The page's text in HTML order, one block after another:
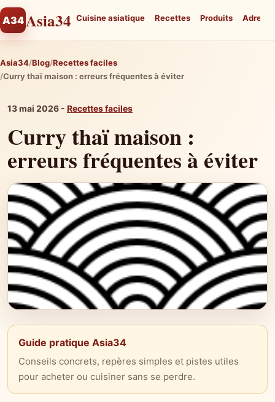
A34Asia34 Cuisine asiatique Recettes Produits
Asia34 Blog Recettes faciles
Curry thaï maison : erreurs fréquentes à éviter
13 mai 2026 - Recettes faciles
Curry thaï maison :
erreurs fréquentes à éviter
Guide pratique Asia34
Conseils concrets, repères simples et pistes utiles
pour acheter ou cuisiner sans se perdre.